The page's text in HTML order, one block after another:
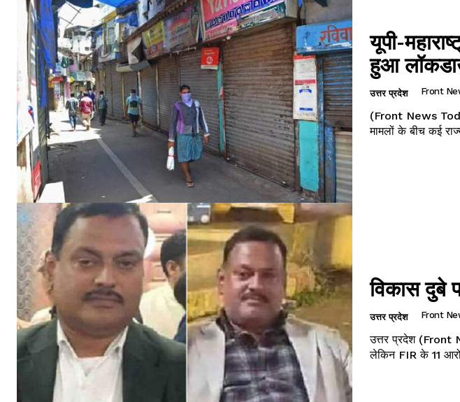
यूपी-
हुआ
उत्तर प्रदेश Front
(Front News
मामलों के बीच कई
विकास दुबे
उत्तर प्रदेश Front
उत्तर प्रदेश (Front
लेकिन FIR के 11